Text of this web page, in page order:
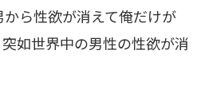
ら性欲が消えて俺だけが
如世界中の男性の性欲が消